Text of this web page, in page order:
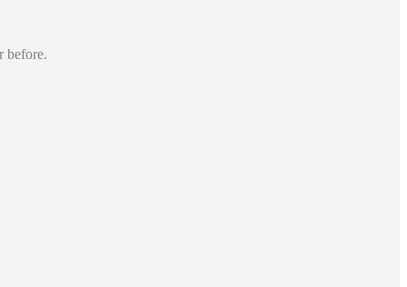
before.